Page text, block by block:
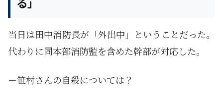
当日は田中消防長が「外出中」ということだった。
代わりに同本部消防監を含めた幹部が対応した。
ー笹村さんの自殺については？